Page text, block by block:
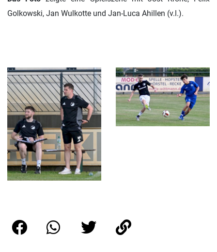
Golkowski, Jan Wulkotte und Jan-Luca Ahillen (v.l.).